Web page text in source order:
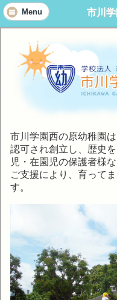
Menu 市川
市川学園西の原幼稚園
認可され創立し、歴史
児・在園児の保護者様
ご支援により、育って
す。